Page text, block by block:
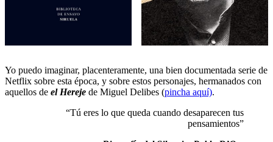
Yo puedo imaginar, placenteramente, una bien documentada serie de
Netflix sobre esta época, y sobre estos personajes, hermanados con
aquellos de el Hereje de Miguel Delibes (pincha aquí).
“Tú eres lo que queda cuando desaparecen tus
pensamientos”